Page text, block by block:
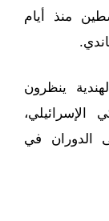
منذ أيام
ينظرون
الإسرائيلي،
الدوران في